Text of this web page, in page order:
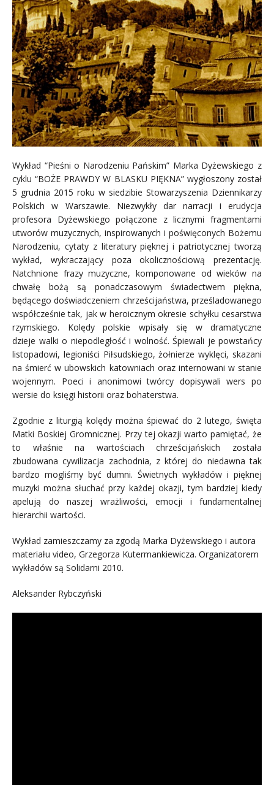
Wykład “Pieśni o Narodzeniu Pańskim” Marka Dyżewskiego z
cyklu “BOŻE PRAWDY W BLASKU PIĘKNA” wygłoszony został
5 grudnia 2015 roku w siedzibie Stowarzyszenia Dziennikarzy
Polskich w Warszawie. Niezwykły dar narracji i erudycja
profesora Dyżewskiego połączone z licznymi fragmentami
utworów muzycznych, inspirowanych i poświęconych Bożemu
Narodzeniu, cytaty z literatury pięknej i patriotycznej tworzą
wykład, wykraczający poza okolicznościową prezentację.
Natchnione frazy muzyczne, komponowane od wieków na
chwałę bożą są ponadczasowym świadectwem piękna,
będącego doświadczeniem chrześcijaństwa, prześladowanego
współcześnie tak, jak w heroicznym okresie schyłku cesarstwa
rzymskiego. Kolędy polskie wpisały się w dramatyczne
dzieje walki o niepodległość i wolność. Śpiewali je powstańcy
listopadowi, legioniści Piłsudskiego, żołnierze wyklęci, skazani
na śmierć w ubowskich katowniach oraz internowani w stanie
wojennym. Poeci i anonimowi twórcy dopisywali wers po
wersie do księgi historii oraz bohaterstwa.
Zgodnie z liturgią kolędy można śpiewać do 2 lutego, święta
Matki Boskiej Gromnicznej. Przy tej okazji warto pamiętać, że
to właśnie na wartościach chrześcijańskich została
zbudowana cywilizacja zachodnia, z której do niedawna tak
bardzo mogliśmy być dumni. Świetnych wykładów i pięknej
muzyki można słuchać przy każdej okazji, tym bardziej kiedy
apelują do naszej wrażliwości, emocji i fundamentalnej
hierarchii wartości.
Wykład zamieszczamy za zgodą Marka Dyżewskiego i autora
materiału video, Grzegorza Kutermankiewicza. Organizatorem
wykładów są Solidarni 2010.
Aleksander Rybczyński